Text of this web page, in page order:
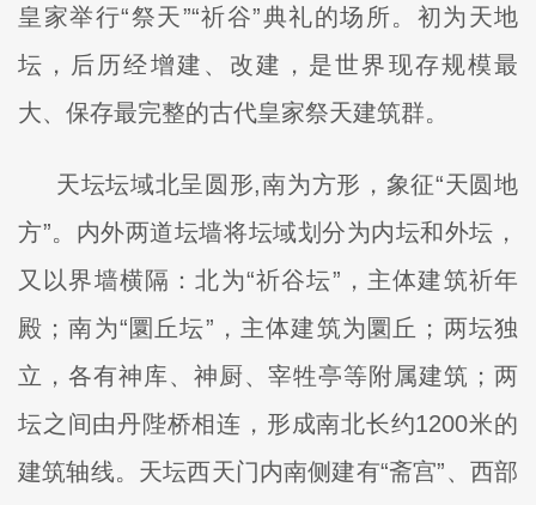
皇家举行“祭天”“祈谷”典礼的场所。初为天地
坛，后历经增建、改建，是世界现存规模最
大、保存最完整的古代皇家祭天建筑群。
天坛坛域北呈圆形,南为方形，象征“天圆地
方”。内外两道坛墙将坛域划分为内坛和外坛，
又以界墙横隔：北为“祈谷坛”，主体建筑祈年
殿；南为“圜丘坛”，主体建筑为圜丘；两坛独
立，各有神库、神厨、宰牲亭等附属建筑；两
坛之间由丹陛桥相连，形成南北长约1200米的
建筑轴线。天坛西天门内南侧建有“斋宫”、西部